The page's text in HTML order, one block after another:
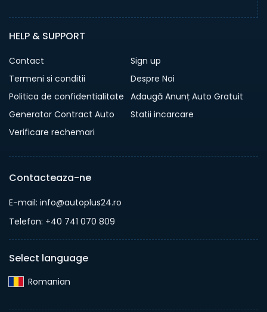
HELP & SUPPORT
Contact
Sign up
Termeni si conditii
Despre Noi
Politica de confidentialitate Adaugă Anunț Auto Gratuit
Generator Contract Auto
Statii incarcare
Verificare rechemari
Contacteaza-ne
E-mail: info@autoplus24.ro
Telefon: +40 741 070 809
Select language
Romanian‎